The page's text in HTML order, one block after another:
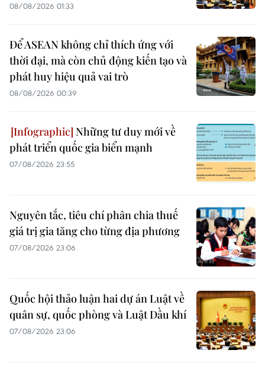
08/08/2026 01:33
Để ASEAN không chỉ thích ứng với
thời đại, mà còn chủ động kiến tạo và
phát huy hiệu quả vai trò
08/08/2026 00:39
Những tư duy mới về
phát triển quốc gia biển mạnh
07/08/2026 23:55
Nguyên tắc, tiêu chí phân chia thuế
giá trị gia tăng cho từng địa phương
07/08/2026 23:06
Quốc hội thảo luận hai dự án Luật về
quân sự, quốc phòng và Luật Dầu khí
07/08/2026 23:06